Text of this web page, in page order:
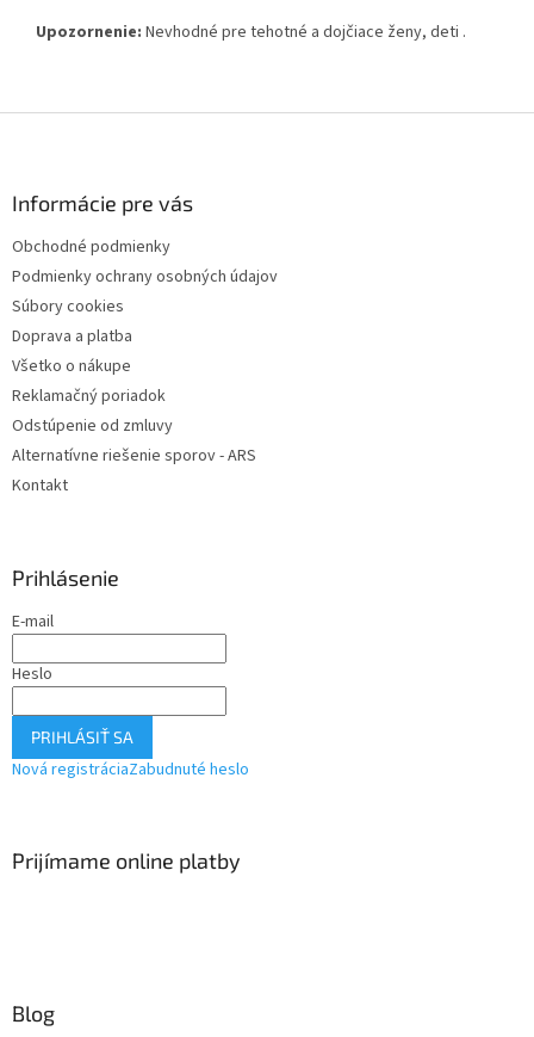
Upozornenie: Nevhodné pre tehotné a dojčiace ženy, deti .
Informácie pre vás
Obchodné podmienky
Podmienky ochrany osobných údajov
Súbory cookies
Doprava a platba
Všetko o nákupe
Reklamačný poriadok
Odstúpenie od zmluvy
Alternatívne riešenie sporov - ARS
Kontakt
Prihlásenie
E-mail
Heslo
PRIHLÁSIŤ SA
Nová registráciaZabudnuté heslo
Prijímame online platby
Blog